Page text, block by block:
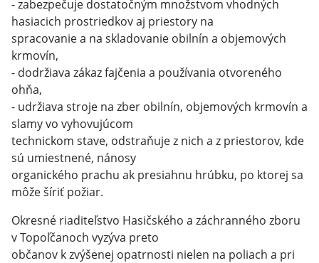
- zabezpečuje dostatočným množstvom vhodných
hasiacich prostriedkov aj priestory na
spracovanie a na skladovanie obilnín a objemových
krmovín,
- dodržiava zákaz fajčenia a používania otvoreného
ohňa,
- udržiava stroje na zber obilnín, objemových krmovín a
slamy vo vyhovujúcom
technickom stave, odstraňuje z nich a z priestorov, kde
sú umiestnené, nánosy
organického prachu ak presiahnu hrúbku, po ktorej sa
môže šíriť požiar.
Okresné riaditeľstvo Hasičského a záchranného zboru
v Topoľčanoch vyzýva preto
občanov k zvýšenej opatrnosti nielen na poliach a pri